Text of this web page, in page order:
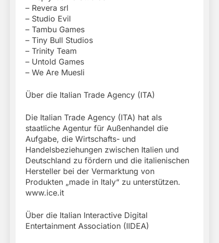
– Revera srl
– Studio Evil
– Tambu Games
– Tiny Bull Studios
– Trinity Team
– Untold Games
– We Are Muesli
Über die Italian Trade Agency (ITA)
Die Italian Trade Agency (ITA) hat als
staatliche Agentur für Außenhandel die
Aufgabe, die Wirtschafts- und
Handelsbeziehungen zwischen Italien und
Deutschland zu fördern und die italienischen
Hersteller bei der Vermarktung von
Produkten „made in Italy“ zu unterstützen.
www.ice.it
Über die Italian Interactive Digital
Entertainment Association (IIDEA)